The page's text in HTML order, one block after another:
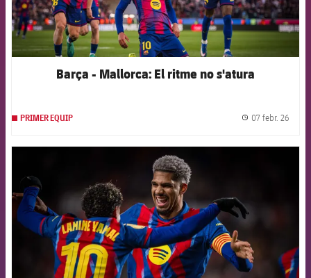
Barça - Mallorca: El ritme no s'atura
PRIMER EQUIP 07 febr. 26
FCB Barcelona badge